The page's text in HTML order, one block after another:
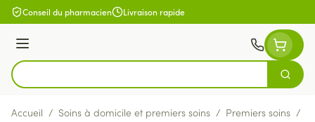
Aller au contenu
Conseil du pharmacien Livraison rapide
Menu
Rechercher
Accueil / Soins à domicile et premiers soins / Premiers soins /